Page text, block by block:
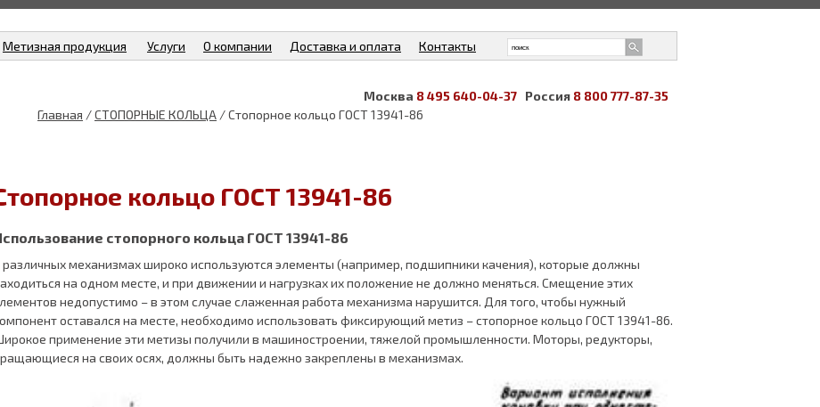
Метизная продукция Услуги О компании Доставка и оплата Контакты
Москва 8 495 640-04-37 Россия 8 800 777-87-35
Главная /СТОПОРНЫЕ КОЛЬЦА / Стопорное кольцо ГОСТ 13941-86
кольцо ГОСТ 13941-86
стопорного кольца ГОСТ 13941-86
различных механизмах широко используются элементы (например, подшипники качения), которые должны
на одном месте, и при движении и нагрузках их положение не должно меняться. Смещение этих
недопустимо – в этом случае слаженная работа механизма нарушится. Для того, чтобы нужный
оставался на месте, необходимо использовать фиксирующий метиз – стопорное кольцо ГОСТ 13941-86.
применение эти метизы получили в машиностроении, тяжелой промышленности. Моторы, редукторы,
на своих осях, должны быть надежно закреплены в механизмах.